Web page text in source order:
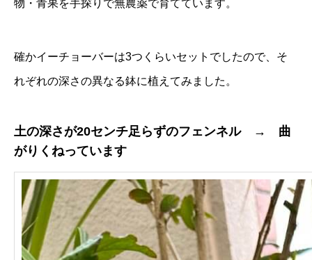
物・青果を手探りで無農薬で育てています。
確かイーチョーバーは3つくらいセットでしたので、そ
れぞれの深さの異なる鉢に植えてみました。
土の深さが20センチ足らずのフェンネル → 曲
がりくねっています